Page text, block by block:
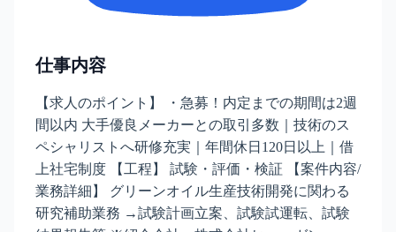
仕事内容
【求人のポイント】 ・急募！内定までの期間は2週
間以内 大手優良メーカーとの取引多数｜技術のス
ペシャリストへ研修充実｜年間休日120日以上｜借
上社宅制度 【工程】 試験・評価・検証 【案件内容/
業務詳細】 グリーンオイル生産技術開発に関わる
研究補助業務 →試験計画立案、試験試運転、試験